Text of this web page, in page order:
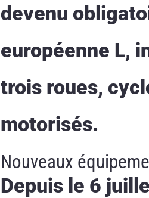
devenu
européenne L,
trois roues,
motorisés.
Nouveaux
Depuis le 6